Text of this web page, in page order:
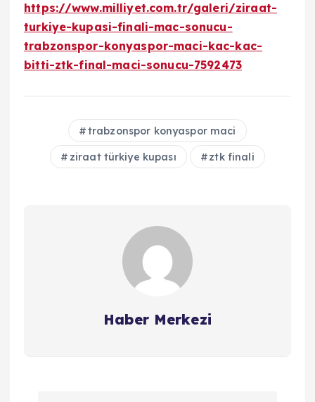
https://www.milliyet.com.tr/galeri/ziraat-
turkiye-kupasi-finali-mac-sonucu-
trabzonspor-konyaspor-maci-kac-kac-
bitti-ztk-final-maci-sonucu-7592473
trabzonspor konyaspor maci
ziraat türkiye kupası ztk finali
Haber Merkezi